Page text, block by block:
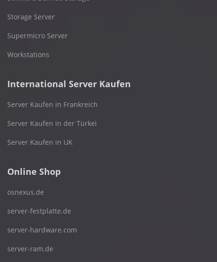
Storage Server
Supermicro Server
Workstations
International Server Kaufen
Server Kaufen in Frankreich
Server Kaufen in der Türkei
Server Kaufen in UK
Online Shop
osnexus.de
server-festplatte.de
server-hardware.com
server-ram.de